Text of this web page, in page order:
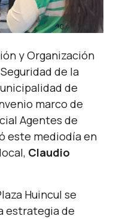
y Organización
de la
de
marco de
Agentes de
este mediodía en
Claudio
Huincul se
estrategia de